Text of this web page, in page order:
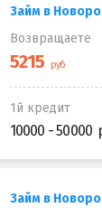
Займ в
Возвращаете
1й кредит
10000 - 50000
Займ в